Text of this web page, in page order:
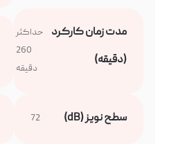
مدت زمان کارکرد
(دقیقه)
حداکثر
260
دقیقه
سطح نویز (dB) 72